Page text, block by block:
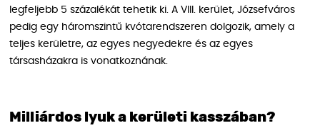
legfeljebb 5 százalékát tehetik ki. A VIII. kerület, Józsefváros
pedig egy háromszintű kvótarendszeren dolgozik, amely a
teljes kerületre, az egyes negyedekre és az egyes
társasházakra is vonatkoznának.
Milliárdos lyuk a kerületi kasszában?